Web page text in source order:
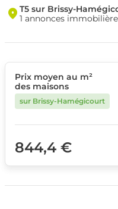
T5 sur Brissy-
1 annonces
Prix moyen au m²
des maisons
sur Brissy-Hamégicourt
844,4 €